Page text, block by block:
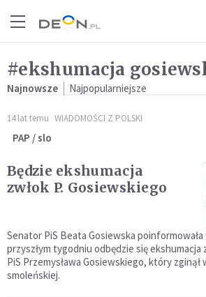
#ekshumacja
Najnowsze Najpopularniejsze
14 lat temu WIADOMOŚCI Z POLSKI
PAP / slo
Będzie ekshumacja
zwłok P. Gosiewskiego
Senator PiS Beata Gosiewska
przyszłym tygodniu odbędzie się ekshumacja
PiS Przemysława Gosiewskiego, który
smoleńskiej.